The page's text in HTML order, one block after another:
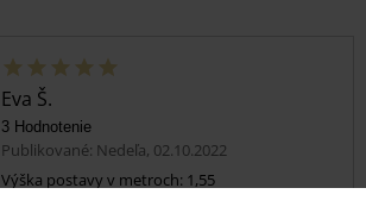
Eva Š.
3 Hodnotenie
Publikované: Nedeľa, 02.10.2022
Výška postavy v metroch: 1,55